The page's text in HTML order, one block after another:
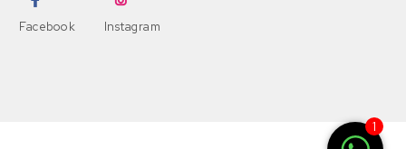
Facebook Instagram
1